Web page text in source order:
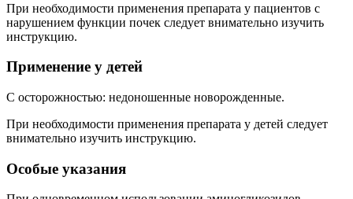
При необходимости применения препарата у пациентов с
нарушением функции почек следует внимательно изучить
инструкцию.
Применение у детей
C осторожностью: недоношенные новорожденные.
При необходимости применения препарата у детей следует
внимательно изучить инструкцию.
Особые указания